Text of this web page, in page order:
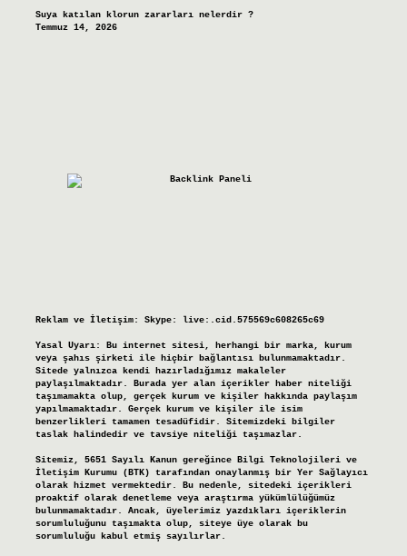
Suya katılan klorun zararları nelerdir ?
Temmuz 14, 2026
Reklam ve İletişim: Skype: live:.cid.575569c608265c69
Yasal Uyarı:
Bu internet sitesi, herhangi bir marka, kurum
veya şahıs şirketi ile hiçbir bağlantısı bulunmamaktadır.
Sitede yalnızca kendi hazırladığımız makaleler
paylaşılmaktadır. Burada yer alan içerikler haber niteliği
taşımamakta olup, gerçek kurum ve kişiler hakkında paylaşım
yapılmamaktadır. Gerçek kurum ve kişiler ile isim
benzerlikleri tamamen tesadüfidir. Sitemizdeki bilgiler
taslak halindedir ve tavsiye niteliği taşımazlar.
Sitemiz, 5651 Sayılı Kanun gereğince Bilgi Teknolojileri ve
İletişim Kurumu (BTK) tarafından onaylanmış bir Yer Sağlayıcı
olarak hizmet vermektedir. Bu nedenle, sitedeki içerikleri
proaktif olarak denetleme veya araştırma yükümlülüğümüz
bulunmamaktadır. Ancak, üyelerimiz yazdıkları içeriklerin
sorumluluğunu taşımakta olup, siteye üye olarak bu
sorumluluğu kabul etmiş sayılırlar.